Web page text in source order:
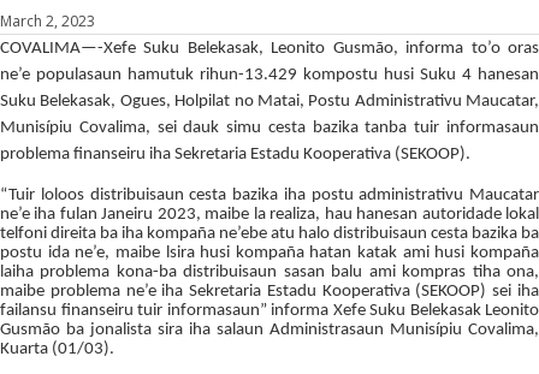
March 2, 2023
COVALIMA—-Xefe Suku Belekasak, Leonito Gusmão, informa to’o oras
ne’e populasaun hamutuk rihun-13.429 kompostu husi Suku 4 hanesan
Suku Belekasak, Ogues, Holpilat no Matai, Postu Administrativu Maucatar,
Munisípiu Covalima, sei dauk simu cesta bazika tanba tuir informasaun
problema finanseiru iha Sekretaria Estadu Kooperativa (SEKOOP).
“Tuir loloos distribuisaun cesta bazika iha postu administrativu Maucatar
ne’e iha fulan Janeiru 2023, maibe la realiza, hau hanesan autoridade lokal
telfoni direita ba iha kompaña ne’ebe atu halo distribuisaun cesta bazika ba
postu ida ne’e, maibe lsira husi kompaña hatan katak ami husi kompaña
laiha problema kona-ba distribuisaun sasan balu ami kompras tiha ona,
maibe problema ne’e iha Sekretaria Estadu Kooperativa (SEKOOP) sei iha
failansu finanseiru tuir informasaun” informa Xefe Suku Belekasak Leonito
Gusmão ba jonalista sira iha salaun Administrasaun Munisípiu Covalima,
Kuarta (01/03).